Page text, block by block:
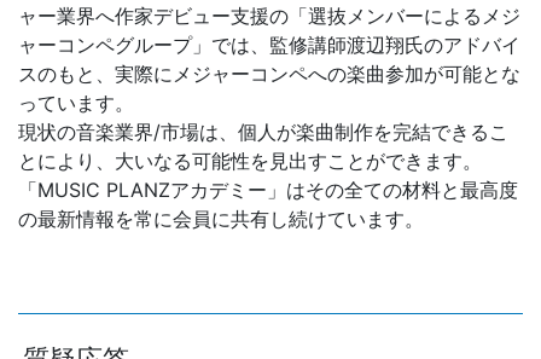
ャー業界へ作家デビュー支援の「選抜メンバーによるメジ
ャーコンペグループ」では、監修講師渡辺翔氏のアドバイ
スのもと、実際にメジャーコンペへの楽曲参加が可能とな
っています。
現状の音楽業界/市場は、個人が楽曲制作を完結できるこ
とにより、大いなる可能性を見出すことができます。
「MUSIC PLANZアカデミー」はその全ての材料と最高度
の最新情報を常に会員に共有し続けています。